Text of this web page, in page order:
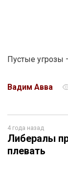
Пустые угрозы
Вадим Авва
4 года назад
Либералы
плевать